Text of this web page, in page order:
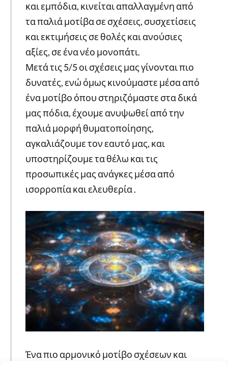
και εμπόδια, κινείται απαλλαγμένη από
τα παλιά μοτίβα σε σχέσεις, συσχετίσεις
και εκτιμήσεις σε θολές και ανούσιες
αξίες, σε ένα νέο μονοπάτι.
Μετά τις 5/5 οι σχέσεις μας γίνονται πιο
δυνατές, ενώ όμως κινούμαστε μέσα από
ένα μοτίβο όπου στηριζόμαστε στα δικά
μας πόδια, έχουμε ανυψωθεί από την
παλιά μορφή θυματοποίησης,
αγκαλιάζουμε τον εαυτό μας, και
υποστηρίζουμε τα θέλω και τις
προσωπικές μας ανάγκες μέσα από
ισορροπία και ελευθερία .
Ένα πιο αρμονικό μοτίβο σχέσεων και